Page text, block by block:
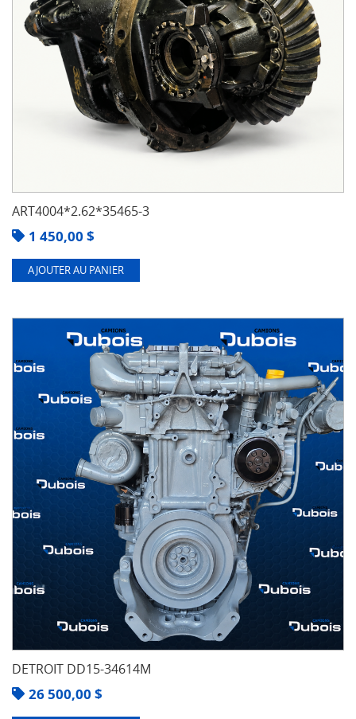
ART4004*2.62*35465-3
1 450,00 $
AJOUTER AU PANIER
DETROIT DD15-34614M
26 500,00 $